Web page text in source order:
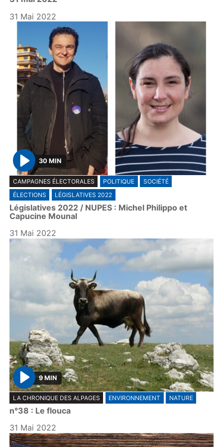
y
31 Mai 2022
P
l
a
y
30 MIN
CAMPAGNES ÉLECTORALES POLITIQUE
SOCIÉTÉ
ÉLECTIONS
LÉGISLATIVES 2022
Législatives 2022 / NUPES : Michel Philippo et
Capucine Mounal
31 Mai 2022
P
l
a
y
9 MIN
LA CHRONIQUE DES ALPAGES ENVIRONNEMENT NATURE
n°38 : Le flouca
31 Mai 2022